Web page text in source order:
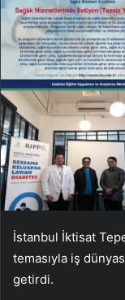
İstanbul İktisat
temasıyla iş
getirdi.